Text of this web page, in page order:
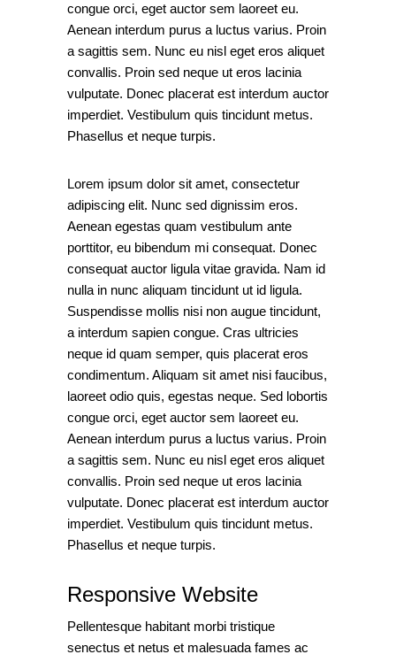
congue orci, eget auctor sem laoreet eu.
Aenean interdum purus a luctus varius. Proin
a sagittis sem. Nunc eu nisl eget eros aliquet
convallis. Proin sed neque ut eros lacinia
vulputate. Donec placerat est interdum auctor
imperdiet. Vestibulum quis tincidunt metus.
Phasellus et neque turpis.
Lorem ipsum dolor sit amet, consectetur
adipiscing elit. Nunc sed dignissim eros.
Aenean egestas quam vestibulum ante
porttitor, eu bibendum mi consequat. Donec
consequat auctor ligula vitae gravida. Nam id
nulla in nunc aliquam tincidunt ut id ligula.
Suspendisse mollis nisi non augue tincidunt,
a interdum sapien congue. Cras ultricies
neque id quam semper, quis placerat eros
condimentum. Aliquam sit amet nisi faucibus,
laoreet odio quis, egestas neque. Sed lobortis
congue orci, eget auctor sem laoreet eu.
Aenean interdum purus a luctus varius. Proin
a sagittis sem. Nunc eu nisl eget eros aliquet
convallis. Proin sed neque ut eros lacinia
vulputate. Donec placerat est interdum auctor
imperdiet. Vestibulum quis tincidunt metus.
Phasellus et neque turpis.
Responsive Website
Pellentesque habitant morbi tristique
senectus et netus et malesuada fames ac